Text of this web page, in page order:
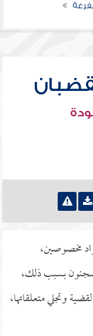
مخصوصين،
بسبب ذلك،
وتجلي متعلقاتها،